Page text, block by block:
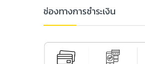
ช่องทางการชำระเงิน